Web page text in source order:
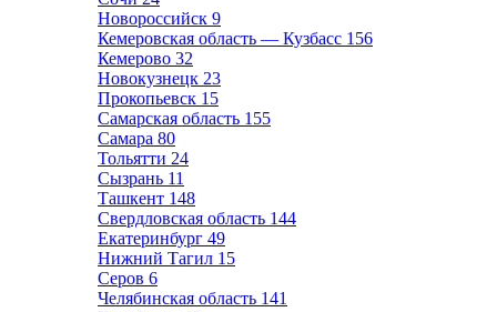
Новороссийск 9
Кемеровская область — Кузбасс 156
Кемерово 32
Новокузнецк 23
Прокопьевск 15
Самарская область 155
Самара 80
Тольятти 24
Сызрань 11
Ташкент 148
Свердловская область 144
Екатеринбург 49
Нижний Тагил 15
Серов 6
Челябинская область 141